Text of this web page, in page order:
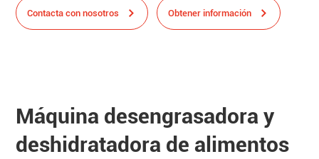
Contacta con nosotros Obtener información
Máquina desengrasadora y
deshidratadora de alimentos